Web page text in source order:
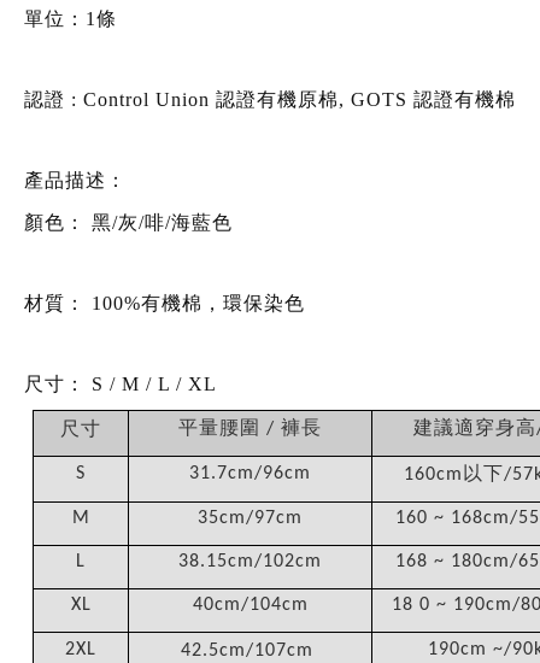
單位：1條
認證 : Control Union 認證有機原棉, GOTS 認證有機棉
產品描述：
顏色： 黑/灰/啡/海藍色
材質： 100%有機棉，環保染色
尺寸： S / M / L / XL
尺寸 平量腰圍 /褲長 建議適穿身高
S 31.7cm/96cm 160cm 以下/
M 35cm/97cm 160 ~ 168cm/
L 38.15cm/102cm 168 ~ 180cm/
XL 40cm/104cm 18 0 ~ 190cm/
2XL 42.5cm/107cm 190cm ~/